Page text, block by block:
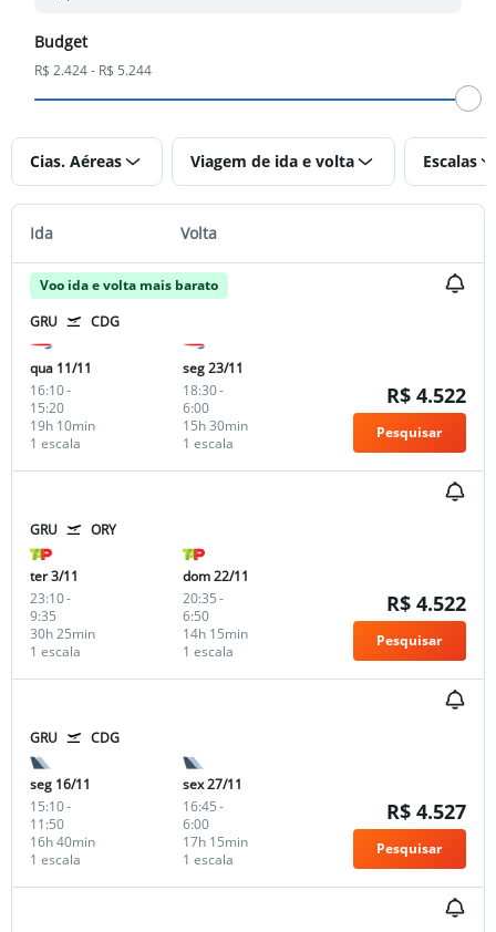
Budget
R$ 2.424 - R$ 5.244
Cias. Aéreas Viagem de ida e volta Escalas
Ida Volta
Voo ida e volta mais barato
GRU
CDG
qua 11/11
16:10-
15:20
1 escala
19h 10min
seg 23/11
18:30-
6:00
1 escala
15h 30min
R$ 4.522
Pesquisar
GRU ORY
ter 3/11
23:10-
9:35
1 escala
30h 25min
dom 22/11
20:35-
6:50
1 escala
14h 15min
R$ 4.522
Pesquisar
GRU CDG
seg 16/11
15:10-
11:50
1 escala
16h 40min
sex 27/11
16:45-
6:00
1 escala
17h 15min
R$ 4.527
Pesquisar